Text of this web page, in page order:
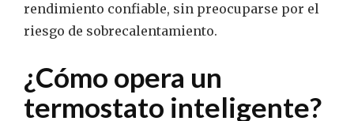
rendimiento confiable, sin preocuparse por el
riesgo de sobrecalentamiento.
¿Cómo opera un
termostato inteligente?